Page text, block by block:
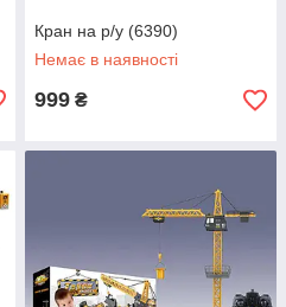
Кран на р/у (6390)
Немає в наявності
999 ₴